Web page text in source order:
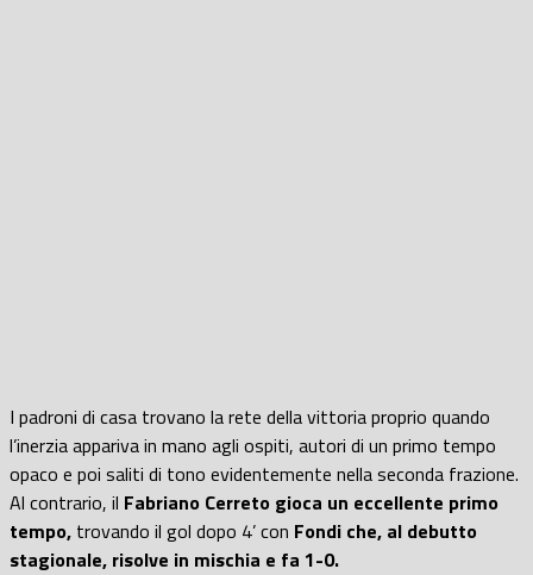
I padroni di casa trovano la rete della vittoria proprio quando
l’inerzia appariva in mano agli ospiti, autori di un primo tempo
opaco e poi saliti di tono evidentemente nella seconda frazione.
Al contrario, il Fabriano Cerreto gioca un eccellente primo
tempo, trovando il gol dopo 4’ con Fondi che, al debutto
stagionale, risolve in mischia e fa 1-0.